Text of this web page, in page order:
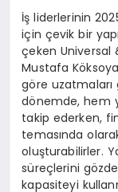
İş liderlerinin
için çevik bir
çeken Universal
Mustafa
göre uzatmaları
dönemde, hem
takip ederken,
temasında
oluşturabilirler.
süreçlerini
kapasiteyi